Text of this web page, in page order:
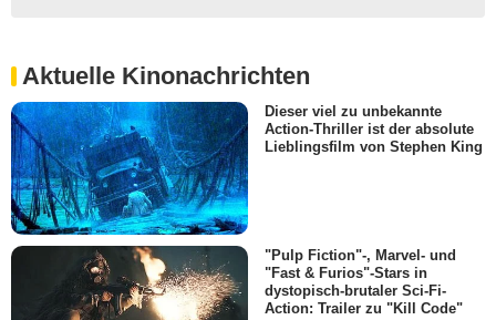
Aktuelle Kinonachrichten
Dieser viel zu unbekannte
Action-Thriller ist der absolute
Lieblingsfilm von Stephen King
"Pulp Fiction"-, Marvel- und
"Fast & Furios"-Stars in
dystopisch-brutaler Sci-Fi-
Action: Trailer zu "Kill Code"